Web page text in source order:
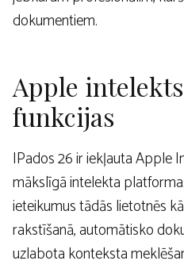
dokumentiem.
Apple
funkcijas
IPados 26 ir iekļauta Apple
mākslīgā intelekta
ieteikumus tādās lietotnēs
rakstīšanā, automātisko
uzlabota konteksta